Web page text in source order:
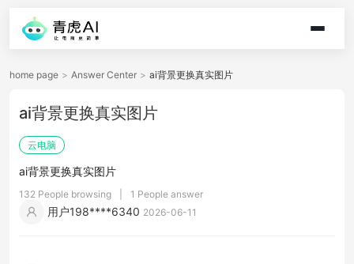
home page > Answer Center > ai背景更换真实图片
ai背景更换真实图片
云电脑
ai背景更换真实图片
132 People browsing 1 People answer
用户198****6340 2026-06-11